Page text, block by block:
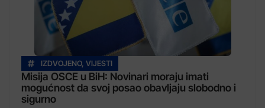
IZDVOJENO, VIJESTI
Misija OSCE u BiH: Novinari moraju imati
mogućnost da svoj posao obavljaju slobodno i
sigurno